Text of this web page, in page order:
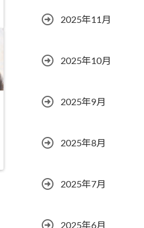
2025年11月
2025年10月
2025年9月
2025年8月
2025年7月
2025年6月